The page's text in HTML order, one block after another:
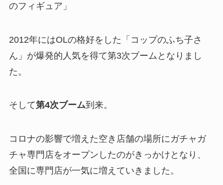
のフィギュア」
2012年にはOLの格好をした「コップのふち子さ
ん」が爆発的人気を得て第3次ブームとなりまし
た。
そして第4次ブーム到来。
コロナの影響で増えた空き店舗の場所にガチャガ
チャ専門店をオープンしたのがきっかけとなり、
全国に専門店が一気に増えていきました。